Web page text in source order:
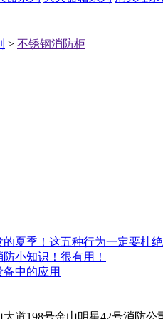
> 不锈钢消防柜
夏季！这五种行为一定要杜
小知识！很有用！
中的应用
道198号金山明星42号消防公